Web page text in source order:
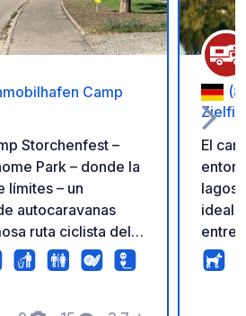
Camp
Storchenfest –
Park – donde la
límites – un
autocaravanas
ruta ciclista del
ciudad
la paz,
El
lagos
ideal
entre
y